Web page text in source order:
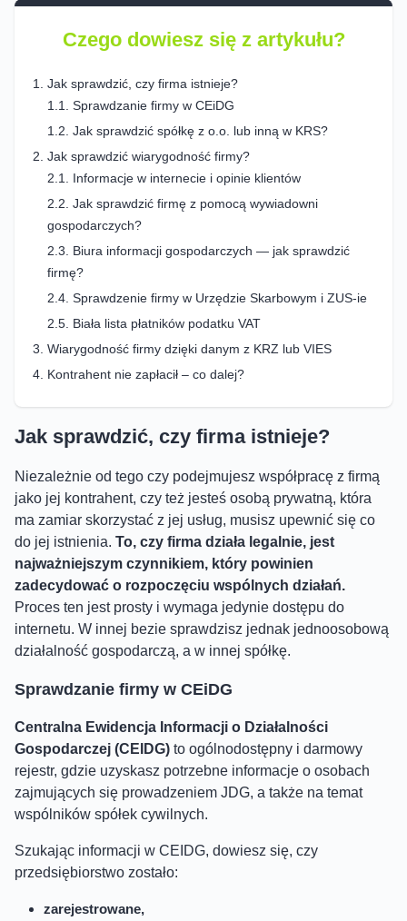
Czego dowiesz się z artykułu?
Jak sprawdzić, czy firma istnieje?
Sprawdzanie firmy w CEiDG
Jak sprawdzić spółkę z o.o. lub inną w KRS?
Jak sprawdzić wiarygodność firmy?
Informacje w internecie i opinie klientów
Jak sprawdzić firmę z pomocą wywiadowni
gospodarczych?
Biura informacji gospodarczych — jak sprawdzić
firmę?
Sprawdzenie firmy w Urzędzie Skarbowym i ZUS-ie
Biała lista płatników podatku VAT
Wiarygodność firmy dzięki danym z KRZ lub VIES
Kontrahent nie zapłacił – co dalej?
Jak sprawdzić, czy firma istnieje?
Niezależnie od tego czy podejmujesz współpracę z firmą
jako jej kontrahent, czy też jesteś osobą prywatną, która
ma zamiar skorzystać z jej usług, musisz upewnić się co
do jej istnienia. To, czy firma działa legalnie, jest
najważniejszym czynnikiem, który powinien
zadecydować o rozpoczęciu wspólnych działań.
Proces ten jest prosty i wymaga jedynie dostępu do
internetu. W innej bezie sprawdzisz jednak jednoosobową
działalność gospodarczą, a w innej spółkę.
Sprawdzanie firmy w CEiDG
Centralna Ewidencja Informacji o Działalności
Gospodarczej (CEIDG) to ogólnodostępny i darmowy
rejestr, gdzie uzyskasz potrzebne informacje o osobach
zajmujących się prowadzeniem JDG, a także na temat
wspólników spółek cywilnych.
Szukając informacji w CEIDG, dowiesz się, czy
przedsiębiorstwo zostało:
zarejestrowane,